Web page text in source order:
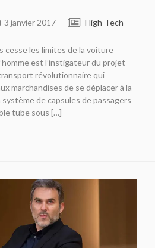
3 janvier 2017 High-Tech
cesse les limites de la voiture
est l’instigateur du projet
révolutionnaire qui
marchandises de se déplacer à la
de capsules de passagers
tube sous […]